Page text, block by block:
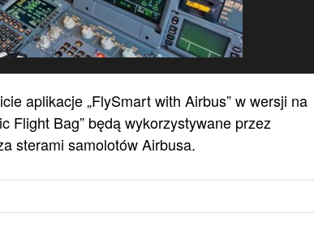
aplikacje „FlySmart with Airbus” w wersji na
Flight Bag” będą wykorzystywane przez
sterami samolotów Airbusa.